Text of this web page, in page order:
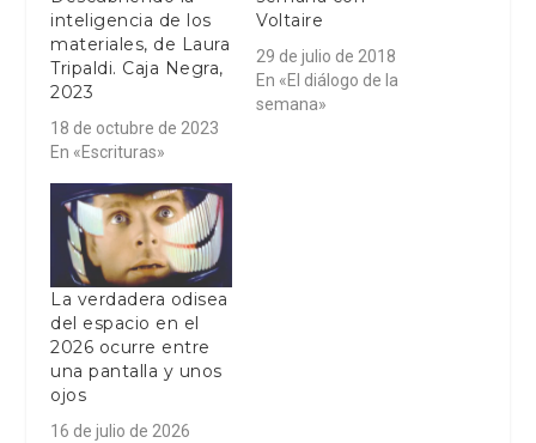
inteligencia de los
materiales, de Laura
Tripaldi. Caja Negra,
2023
18 de octubre de 2023
En «Escrituras»
Voltaire
29 de julio de 2018
En «El diálogo de la
semana»
La verdadera odisea
del espacio en el
2026 ocurre entre
una pantalla y unos
ojos
16 de julio de 2026